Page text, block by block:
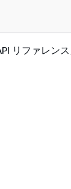
リファレン